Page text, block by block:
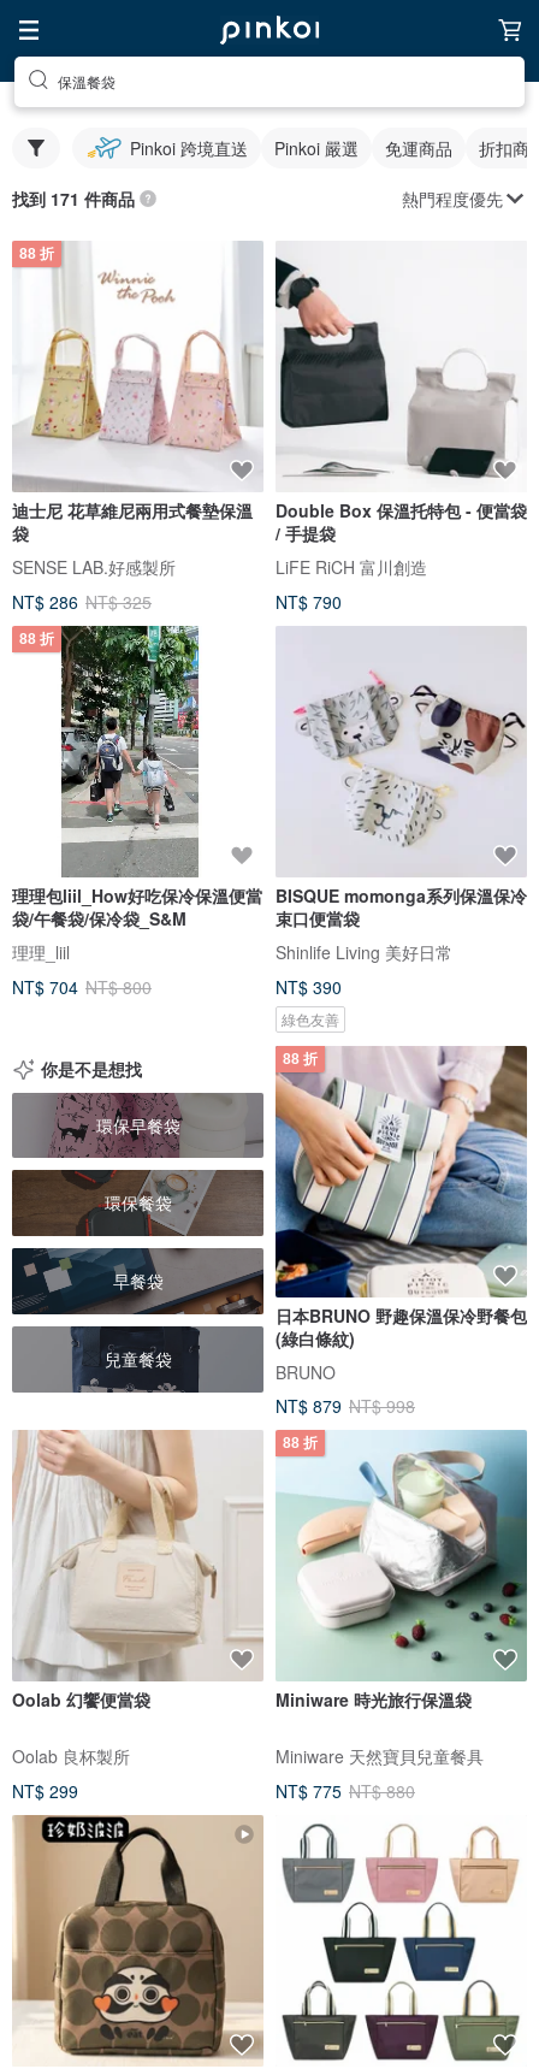
保溫餐袋
Pinkoi 跨境直送 Pinkoi 嚴選 免運商品 折扣商
找到 171 件商品 熱門程度優先
88 折
迪士尼 花草維尼兩用式餐墊保溫
袋
SENSE LAB.好感製所
NT$ 286 NT$ 325
Double Box 保溫托特包 - 便當袋
/ 手提袋
LiFE RiCH 富川創造
NT$ 790
88 折
理理包liil_How好吃保冷保溫便當
袋/午餐袋/保冷袋_S&M
理理_liil
NT$ 704 NT$ 800
BISQUE momonga系列保溫保冷
束口便當袋
Shinlife Living 美好日常
NT$ 390
綠色友善
你是不是想找
環保早餐袋
環保餐袋
早餐袋
兒童餐袋
88 折
日本BRUNO 野趣保溫保冷野餐包
(綠白條紋)
BRUNO
NT$ 879 NT$ 998
Oolab 幻饗便當袋
Oolab 良杯製所
NT$ 299
88 折
Miniware 時光旅行保溫袋
Miniware 天然寶貝兒童餐具
NT$ 775 NT$ 880